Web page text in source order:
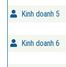
Kinh doanh 5
Kinh doanh 6